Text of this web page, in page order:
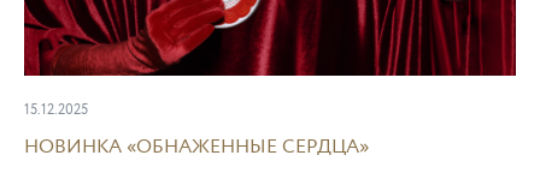
15.12.2025
НОВИНКА «ОБНАЖЕННЫЕ СЕРДЦА»